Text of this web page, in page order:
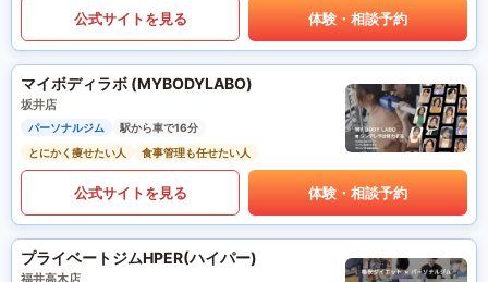
公式サイトを見る 体験・相談予約
マイボディラボ (MYBODYLABO)
坂井店
パーソナルジム
駅から車で16分
とにかく痩せたい人
食事管理も任せたい人
公式サイトを見る 体験・相談予約
プライベートジムHPER(ハイパー)